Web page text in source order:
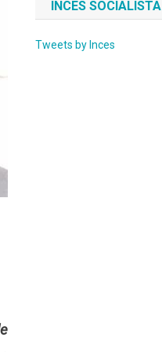
INCES SOCIALISTA
Tweets by Inces